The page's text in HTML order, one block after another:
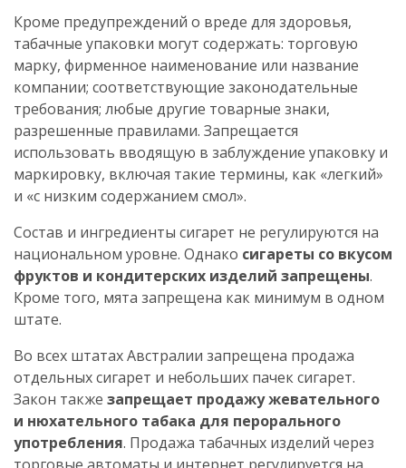
Кроме предупреждений о вреде для здоровья,
табачные упаковки могут содержать: торговую
марку, фирменное наименование или название
компании; соответствующие законодательные
требования; любые другие товарные знаки,
разрешенные правилами. Запрещается
использовать вводящую в заблуждение упаковку и
маркировку, включая такие термины, как «легкий»
и «с низким содержанием смол».
Состав и ингредиенты сигарет не регулируются на
национальном уровне. Однако сигареты со вкусом
фруктов и кондитерских изделий запрещены.
Кроме того, мята запрещена как минимум в одном
штате.
Во всех штатах Австралии запрещена продажа
отдельных сигарет и небольших пачек сигарет.
Закон также запрещает продажу жевательного
и нюхательного табака для перорального
употребления. Продажа табачных изделий через